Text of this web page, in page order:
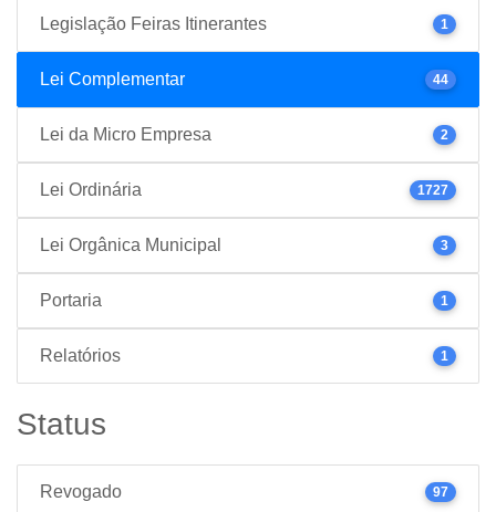
Legislação Feiras Itinerantes 1
Lei Complementar 44
Lei da Micro Empresa 2
Lei Ordinária 1727
Lei Orgânica Municipal 3
Portaria 1
Relatórios 1
Status
Revogado 97